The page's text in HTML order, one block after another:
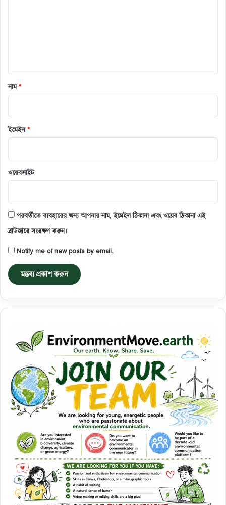
নাম*
ইমেইল*
ওয়েবসাইট
পরবর্তীতে ব্যবহারের জন্য আপনার নাম, ইমেইল ঠিকানা এবং ওয়েব ঠিকানা এই
ব্রাউজারে সংরক্ষণ করুন।
Notify me of new posts by email.